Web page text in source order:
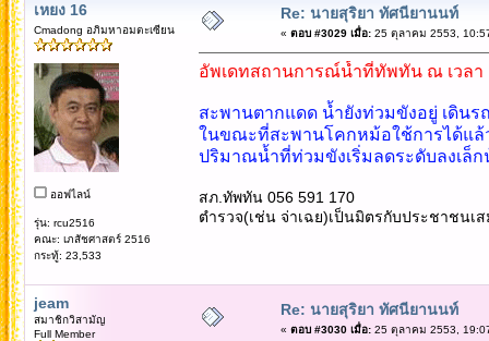
เหยง 16
Cmadong อภิมหาอมตะเซียน
ออฟไลน์
รุ่น: rcu2516
คณะ: เภสัชศาสตร์ 2516
กระทู้: 23,533
Re: นายสุริยา ทัศนียานนท์
« ตอบ #3029 เมื่อ:25 ตุลาคม 2553,
อัพเดทสถานการณ์น้ำที่ทัพทัน ณ เวลา
สะพานตากแดด น้ำยังท่วมขังอยู่ เดินร
ในขณะที่สะพานโคกหม้อใช้การได้แล้
ปริมาณน้ำที่ท่วมขังเริ่มลดระดับลงเล็
สภ.ทัพทัน 056 591 170
ตำรวจ(เช่น จ่าเฉย)เป็นมิตรกับประชาชนเส
jeam
สมาชิกวิสามัญ
Full Member
Re: นายสุริยา ทัศนียานนท์
« ตอบ #3030 เมื่อ:25 ตุลาคม 2553,